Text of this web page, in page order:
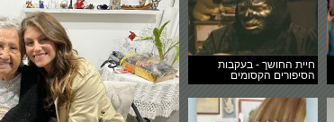
חיית החושך - בעקבות
הסיפורים הקסומים